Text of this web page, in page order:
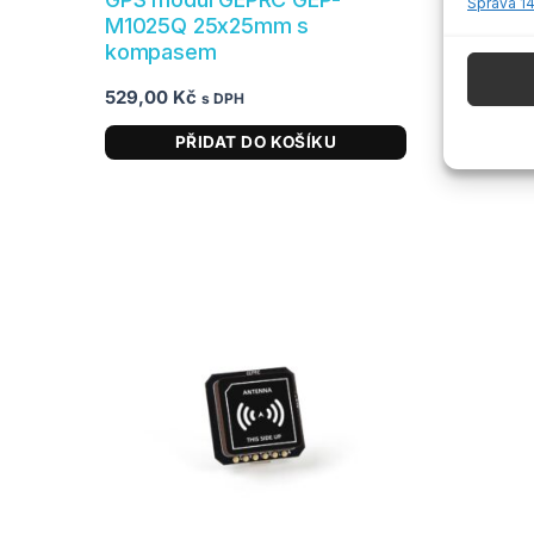
údajů k
M1025Q 25x25mm s
kompasem
529,00 Kč s DPH
PŘIDAT DO KOŠÍKU